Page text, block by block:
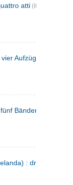
atti (italiensk)
Aufzügen
Bänden
: drama u četiri